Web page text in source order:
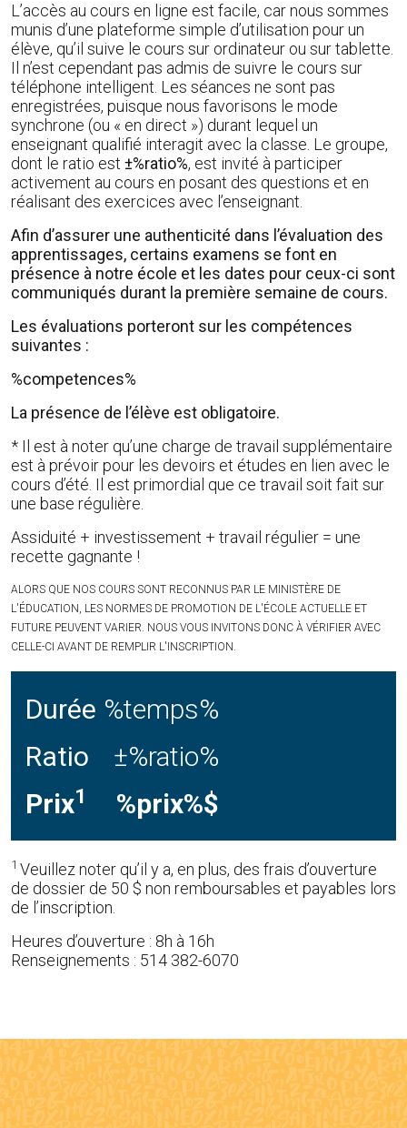
L’accès au cours en ligne est facile, car nous sommes
munis d’une plateforme simple d’utilisation pour un
élève, qu’il suive le cours sur ordinateur ou sur tablette.
Il n’est cependant pas admis de suivre le cours sur
téléphone intelligent. Les séances ne sont pas
enregistrées, puisque nous favorisons le mode
synchrone (ou « en direct ») durant lequel un
enseignant qualifié interagit avec la classe. Le groupe,
dont le ratio est ±%ratio%, est invité à participer
activement au cours en posant des questions et en
réalisant des exercices avec l’enseignant.
Afin d’assurer une authenticité dans l’évaluation des
apprentissages, certains examens se font en
présence à notre école et les dates pour ceux-ci sont
communiqués durant la première semaine de cours.
Les évaluations porteront sur les compétences
suivantes :
%competences%
La présence de l’élève est obligatoire.
* Il est à noter qu’une charge de travail supplémentaire
est à prévoir pour les devoirs et études en lien avec le
cours d’été. Il est primordial que ce travail soit fait sur
une base régulière.
Assiduité + investissement + travail régulier = une
recette gagnante !
ALORS QUE NOS COURS SONT RECONNUS PAR LE MINISTÈRE DE
L'ÉDUCATION, LES NORMES DE PROMOTION DE L'ÉCOLE ACTUELLE ET
FUTURE PEUVENT VARIER. NOUS VOUS INVITONS DONC À VÉRIFIER AVEC
CELLE-CI AVANT DE REMPLIR L'INSCRIPTION.
Durée %temps%
Ratio
±%ratio%
Prix1 %prix%$
1 Veuillez noter qu’il y a, en plus, des frais d’ouverture
de dossier de 50 $ non remboursables et payables lors
de l’inscription.
Heures d’ouverture : 8h à 16h
Renseignements : 514 382-6070